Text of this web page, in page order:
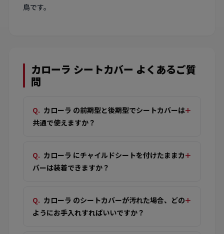
鳥です。
カローラ シートカバー よくあるご質
問
カローラ の前期型と後期型でシートカバーは
共通で使えますか？
カローラ にチャイルドシートを付けたままカ
バーは装着できますか？
カローラ のシートカバーが汚れた場合、どの
ようにお手入れすればいいですか？